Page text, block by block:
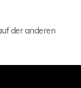
der anderen